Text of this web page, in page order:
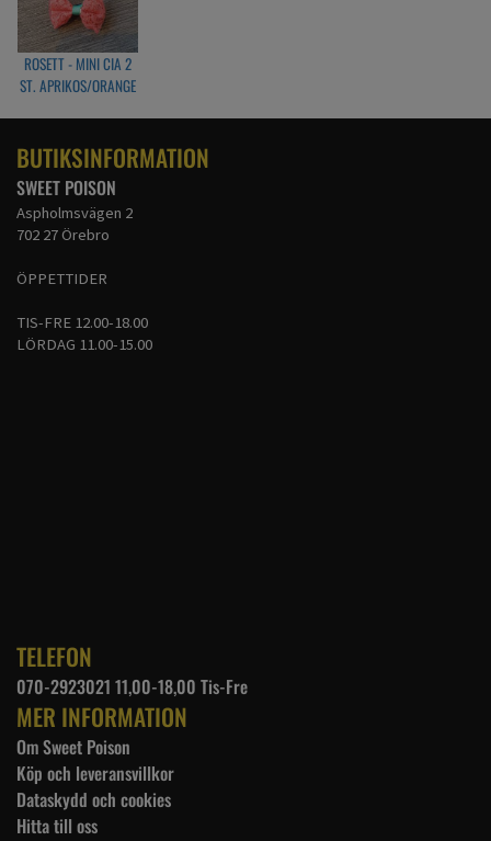
ROSETT - MINI CIA 2
ST. APRIKOS/ORANGE
BUTIKSINFORMATION
SWEET POISON
Aspholmsvägen 2
702 27 Örebro
ÖPPETTIDER
TIS-FRE 12.00-18.00
LÖRDAG 11.00-15.00
TELEFON
070-2923021 11,00-18,00 Tis-Fre
MER INFORMATION
Om Sweet Poison
Köp och leveransvillkor
Dataskydd och cookies
Hitta till oss